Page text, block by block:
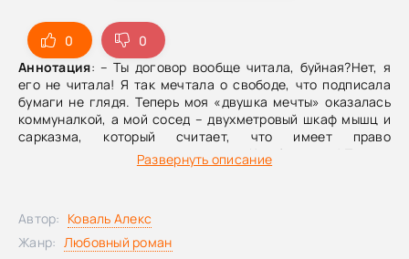
0
0
Аннотация: – Ты договор вообще читала, буйная?Нет, я
его не читала! Я так мечтала о свободе, что подписала
бумаги не глядя. Теперь моя «двушка мечты» оказалась
коммуналкой, а мой сосед – двухметровый шкаф мышц и
сарказма, который считает, что имеет право
устанавливать здесь свои правила.Как бы не так! Ты еще
не знаешь с кем связался, красавчик!
Развернуть описание
Автор: Коваль Алекс
Жанр: Любовный роман